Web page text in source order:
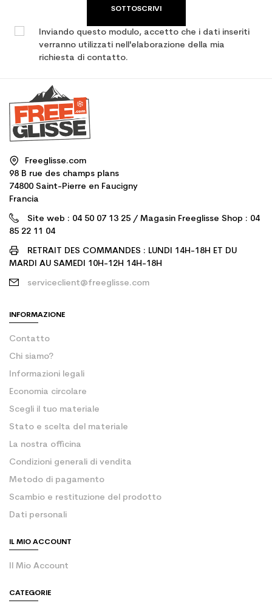
SOTTOSCRIVI
Inviando questo modulo, accetto che i dati inseriti
verranno utilizzati nell'elaborazione della mia
richiesta di contatto.
Freeglisse.com
98 B rue des champs plans
74800 Saint-Pierre en Faucigny
Francia
Site web : 04 50 07 13 25 / Magasin Freeglisse Shop : 04
85 22 11 04
RETRAIT DES COMMANDES : LUNDI 14H-18H ET DU
MARDI AU SAMEDI 10H-12H 14H-18H
serviceclient@freeglisse.com
INFORMAZIONE
Contatto
Chi siamo?
Informazioni legali
Economia circolare
Scegli il tuo materiale
Stato e scelta del materiale
La nostra officina
Condizioni generali di vendita
Metodo di pagamento
Scambio e restituzione del prodotto
Dati personali
IL MIO ACCOUNT
Il Mio Account
CATEGORIE